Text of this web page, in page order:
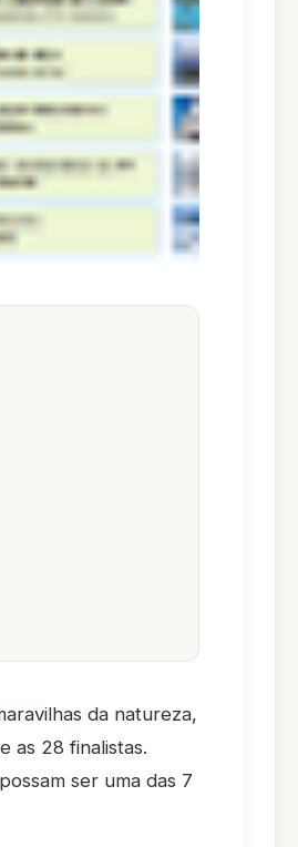
da natureza,
as 28 finalistas.
ser uma das 7